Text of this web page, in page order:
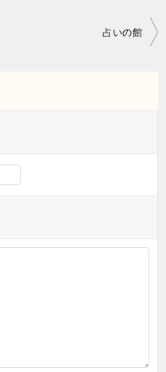
占いの館